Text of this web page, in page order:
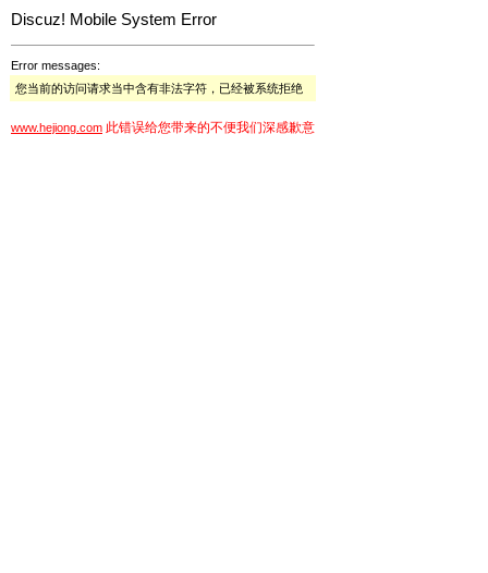
Discuz! Mobile System Error
Error messages:
您当前的访问请求当中含有非法字符，已经被系统拒绝
www.hejiong.com 此错误给您带来的不便我们深感歉意